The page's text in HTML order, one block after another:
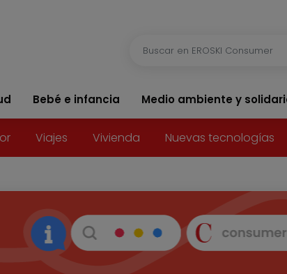
Bebé e infancia Medio ambiente y
Viajes Vivienda Nuevas tecnologías